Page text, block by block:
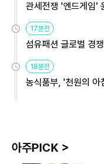
관세전쟁 '엔드게임'
용해야
17분전
섬유패션 글로벌 경
원
18분전
농식품부, '천원의
아주PICK >